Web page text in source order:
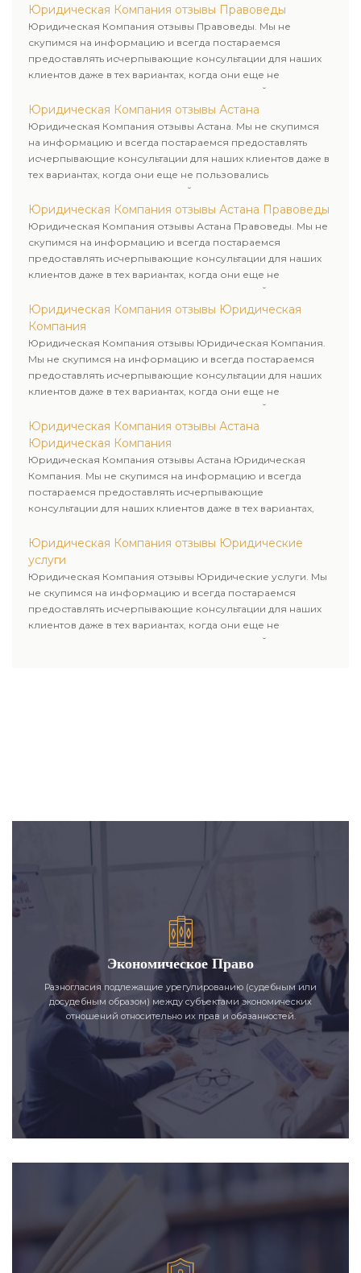
юридических лиц. Индивидуальный подход к каждому
клиенту.
Юридическая Компания отзывы Правоведы
Юридическая Компания отзывы Правоведы. Мы не
скупимся на информацию и всегда постараемся
предоставлять исчерпывающие консультации для наших
клиентов даже в тех вариантах, когда они еще не
пользовались юридическими услугами нашей компании.
Юридическая Компания отзывы Астана
Юридическая Компания отзывы Астана. Мы не скупимся
на информацию и всегда постараемся предоставлять
исчерпывающие консультации для наших клиентов даже в
тех вариантах, когда они еще не пользовались
юридическими услугами нашей компании.
Юридическая Компания отзывы Астана Правоведы
Юридическая Компания отзывы Астана Правоведы. Мы не
скупимся на информацию и всегда постараемся
предоставлять исчерпывающие консультации для наших
клиентов даже в тех вариантах, когда они еще не
пользовались юридическими услугами нашей компании.
Юридическая Компания отзывы Юридическая
Компания
Юридическая Компания отзывы Юридическая Компания.
Мы не скупимся на информацию и всегда постараемся
предоставлять исчерпывающие консультации для наших
клиентов даже в тех вариантах, когда они еще не
пользовались юридическими услугами нашей компании.
Юридическая Компания отзывы Астана
Юридическая Компания
Юридическая Компания отзывы Астана Юридическая
Компания. Мы не скупимся на информацию и всегда
постараемся предоставлять исчерпывающие
консультации для наших клиентов даже в тех вариантах,
нашей компании.
Юридическая Компания отзывы Юридические
услуги
Юридическая Компания отзывы Юридические услуги. Мы
не скупимся на информацию и всегда постараемся
предоставлять исчерпывающие консультации для наших
клиентов даже в тех вариантах, когда они еще не
пользовались юридическими услугами нашей компании.
Экономическое Право
Разногласия подлежащие урегулированию (судебным или
досудебным образом) между субъектами экономических
отношений относительно их прав и обязанностей.